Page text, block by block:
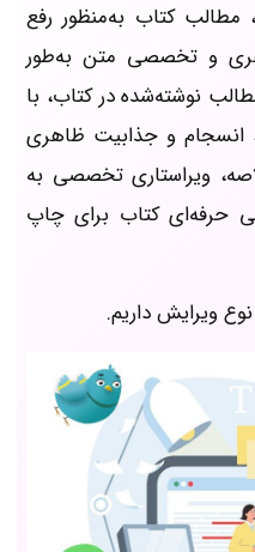
کتاب به‌منظور رفع
و تخصصی متن به‌طور
نوشته‌شده در کتاب، با
انسجام و جذابیت ظاهری
ویراستاری تخصصی به
حرفه‌ای کتاب برای چاپ